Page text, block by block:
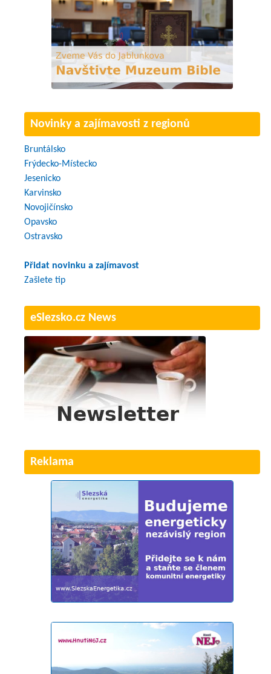
Novinky a zajímavosti z regionů
Bruntálsko
Frýdecko-Místecko
Jesenicko
Karvinsko
Novojičínsko
Opavsko
Ostravsko
Přidat novinku a zajímavost
Zašlete tip
eSlezsko.cz News
Reklama